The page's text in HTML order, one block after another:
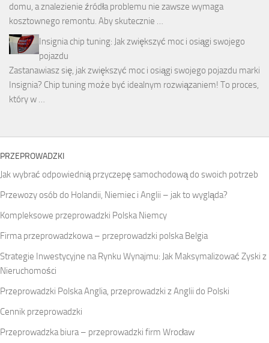
domu, a znalezienie źródła problemu nie zawsze wymaga
kosztownego remontu. Aby skutecznie …
Insignia chip tuning: Jak zwiększyć moc i osiągi swojego
pojazdu
Zastanawiasz się, jak zwiększyć moc i osiągi swojego pojazdu marki
Insignia? Chip tuning może być idealnym rozwiązaniem! To proces,
który w …
PRZEPROWADZKI
Jak wybrać odpowiednią przyczepę samochodową do swoich potrzeb
Przewozy osób do Holandii, Niemiec i Anglii – jak to wygląda?
Kompleksowe przeprowadzki Polska Niemcy
Firma przeprowadzkowa – przeprowadzki polska Belgia
Strategie Inwestycyjne na Rynku Wynajmu: Jak Maksymalizować Zyski z
Nieruchomości
Przeprowadzki Polska Anglia, przeprowadzki z Anglii do Polski
Cennik przeprowadzki
Przeprowadzka biura – przeprowadzki firm Wrocław